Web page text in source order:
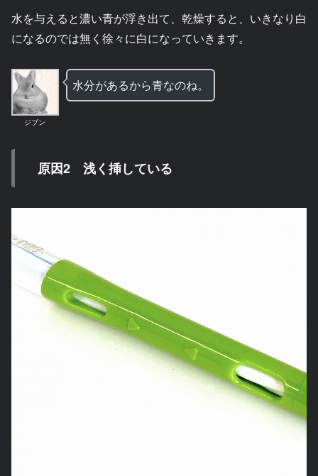
水を与えると濃い青が浮き出て、乾燥すると、いきなり白
になるのでは無く徐々に白になっていきます。
ジブン
水分があるから青なのね。
原因2 浅く挿している